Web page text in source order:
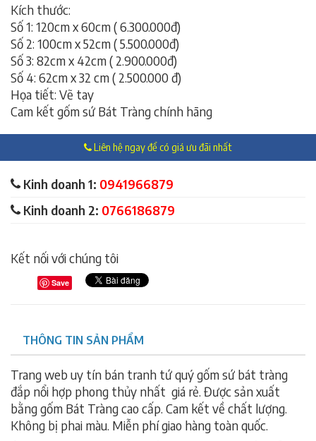
Kích thước:
Số 1: 120cm x 60cm ( 6.300.000đ)
Số 2: 100cm x 52cm ( 5.500.000đ)
Số 3: 82cm x 42cm ( 2.900.000đ)
Số 4: 62cm x 32 cm ( 2.500.000 đ)
Họa tiết: Vẽ tay
Cam kết gốm sứ Bát Tràng chính hãng
Liên hệ ngay để có giá ưu đãi nhất
Kinh doanh 1: 0941966879
Kinh doanh 2: 0766186879
Kết nối với chúng tôi
Save
THÔNG TIN SẢN PHẨM
Trang web uy tín bán tranh tứ quý gốm sứ bát tràng
đắp nổi hợp phong thủy nhất giá rẻ. Được sản xuất
bằng gốm Bát Tràng cao cấp. Cam kết về chất lượng.
Không bị phai màu. Miễn phí giao hàng toàn quốc.